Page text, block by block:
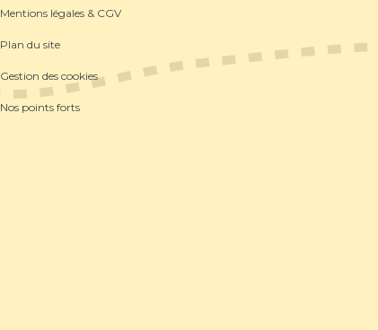
Mentions légales & CGV
Plan du site
Gestion des cookies
Nos points forts